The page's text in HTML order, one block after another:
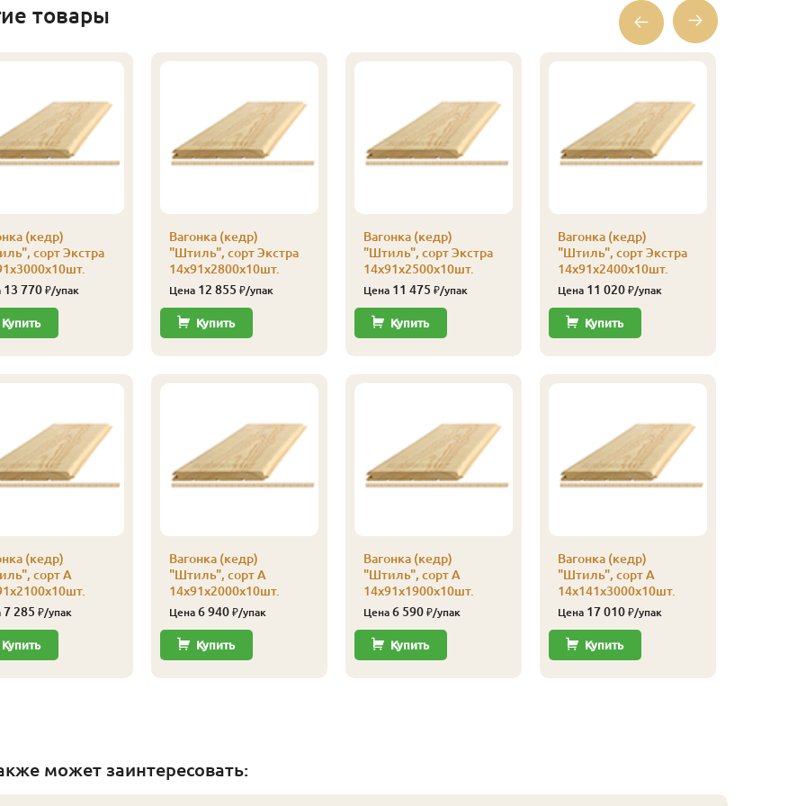
товары
(кедр)
сорт Экстра
13 770₽/упак
Купить
(кедр)
сорт А
7 285 ₽/упак
Купить
Вагонка (кедр)
"Штиль", сорт Экстра
14х91х2800х10шт.
Цена 12 855 ₽/упак
Купить
Вагонка (кедр)
"Штиль", сорт А
14х91х2000х10шт.
Цена 6 940₽/упак
Купить
Вагонка (кедр)
"Штиль", сорт Экстра
14х91х2500х10шт.
Цена 11 475 ₽/упак
Купить
Вагонка (кедр)
"Штиль", сорт А
14х91х1900х10шт.
Цена 6 590₽/упак
Купить
Вагонка (кедр)
"Штиль", сорт Экстра
14х91х2400х10шт.
Цена 11 020₽/упак
Купить
Вагонка (кедр)
"Штиль", сорт А
14х141х3000х10шт.
Цена 17 010₽/упак
Купить
может заинтересовать: